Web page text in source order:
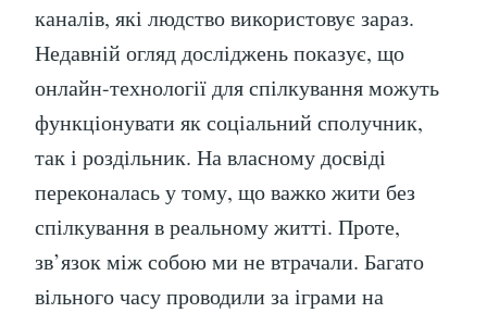
каналів, які людство використовує зараз.
Недавній огляд досліджень показує, що
онлайн-технології для спілкування можуть
функціонувати як соціальний сполучник,
так і роздільник. На власному досвіді
переконалась у тому, що важко жити без
спілкування в реальному житті. Проте,
зв’язок між собою ми не втрачали. Багато
вільного часу проводили за іграми на